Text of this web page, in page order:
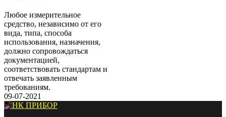
Любое измерительное
средство, независимо от его
вида, типа, способа
использования, назначения,
должно сопровождаться
документацией,
соответствовать стандартам и
отвечать заявленным
требованиям.
09-07-2021